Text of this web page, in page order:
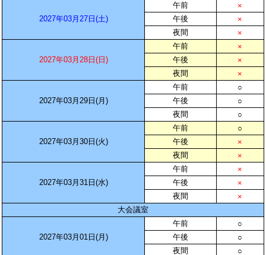
2027年03月27日(土)
午前
×
午後
×
夜間
×
2027年03月28日(日)
午前
×
午後
×
夜間
×
2027年03月29日(月)
午前
○
午後
○
夜間
○
2027年03月30日(火)
午前
○
午後
×
夜間
×
2027年03月31日(水)
午前
×
午後
×
夜間
×
大会議室
2027年03月01日(月)
午前
○
午後
○
夜間
○